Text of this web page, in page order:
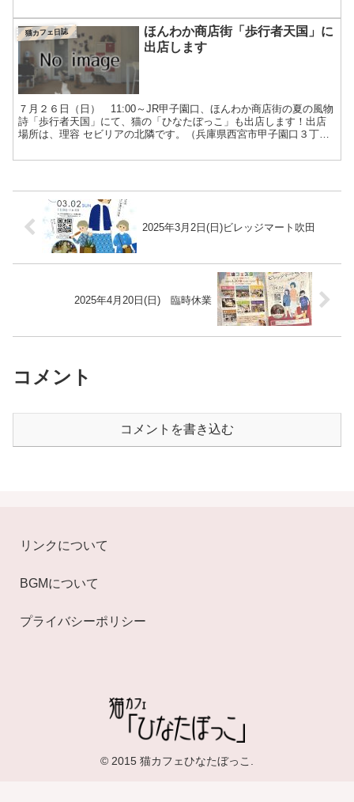
猫カフェ日誌
ほんわか商店街「歩行者天国」に
出店します
７月２６日（日） 11:00～JR甲子園口、ほんわか商店街の夏の風物
詩「歩行者天国」にて、猫の「ひなたぼっこ」も出店します！出店
場所は、理容 セビリアの北隣です。（兵庫県西宮市甲子園口３丁目
2025年3月2日(日)ビレッジマート吹田
2025年4月20日(日) 臨時休業
コメント
コメントを書き込む
リンクについて
BGMについて
プライバシーポリシー
© 2015 猫カフェひなたぼっこ.